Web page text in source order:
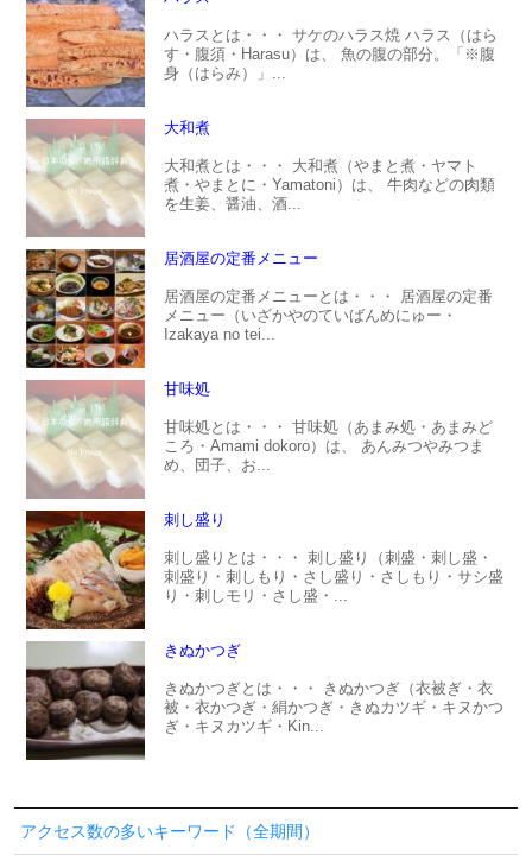
ハラスとは・・・ サケのハラス焼 ハラス（はら
す・腹須・Harasu）は、 魚の腹の部分。「※腹
身（はらみ）」...
大和煮
大和煮とは・・・ 大和煮（やまと煮・ヤマト
煮・やまとに・Yamatoni）は、 牛肉などの肉類
を生姜、醤油、酒...
居酒屋の定番メニュー
居酒屋の定番メニューとは・・・ 居酒屋の定番
メニュー（いざかやのていばんめにゅー・
Izakaya no tei...
甘味処
甘味処とは・・・ 甘味処（あまみ処・あまみど
ころ・Amami dokoro）は、 あんみつやみつま
め、団子、お...
刺し盛り
刺し盛りとは・・・ 刺し盛り（刺盛・刺し盛・
刺盛り・刺しもり・さし盛り・さしもり・サシ盛
り・刺しモリ・さし盛・...
きぬかつぎ
きぬかつぎとは・・・ きぬかつぎ（衣被ぎ・衣
被・衣かつぎ・絹かつぎ・きぬカツギ・キヌかつ
ぎ・キヌカツギ・Kin...
アクセス数の多いキーワード（全期間）